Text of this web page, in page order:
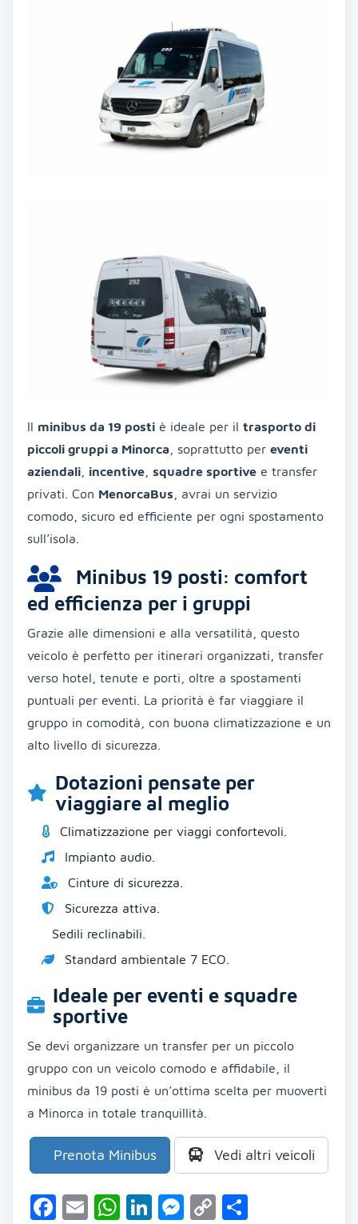
Il minibus da 19 posti è ideale per il trasporto di
piccoli gruppi a Minorca , soprattutto per eventi
aziendali
incentive squadre sportive e transfer
privati. Con MenorcaBus , avrai un servizio
comodo, sicuro ed efficiente per ogni spostamento
sull’isola.
Minibus 19 posti: comfort
ed efficienza per i gruppi
Grazie alle dimensioni e alla versatilità, questo
veicolo è perfetto per itinerari organizzati, transfer
verso hotel, tenute e porti, oltre a spostamenti
puntuali per eventi. La priorità è far viaggiare il
gruppo in comodità, con buona climatizzazione e un
alto livello di sicurezza.
Dotazioni pensate per
viaggiare al meglio
Climatizzazione per viaggi confortevoli.
Impianto audio.
Cinture di sicurezza.
Sicurezza attiva.
Sedili reclinabili.
Standard ambientale 7 ECO.
Ideale per eventi e squadre
sportive
Se devi organizzare un transfer per un piccolo
gruppo con un veicolo comodo e affidabile, il
minibus da 19 posti è un’ottima scelta per muoverti
a Minorca in totale tranquillità.
Prenota Minibus Vedi altri veicoli
Facebook
EmailWhatsApp
LinkedIn
Messenger
Copy